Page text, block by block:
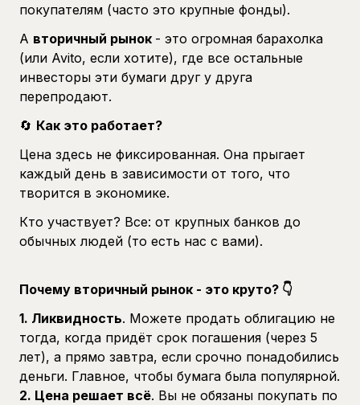
покупателям (часто это крупные фонды).
А вторичный рынок - это огромная барахолка
(или Avito, если хотите), где все остальные
инвесторы эти бумаги друг у друга
перепродают.
🔄 Как это работает?
Цена здесь не фиксированная. Она прыгает
каждый день в зависимости от того, что
творится в экономике.
Кто участвует? Все: от крупных банков до
обычных людей (то есть нас с вами).
Почему вторичный рынок - это круто? 👇
1. Ликвидность. Можете продать облигацию не
тогда, когда придёт срок погашения (через 5
лет), а прямо завтра, если срочно понадобились
деньги. Главное, чтобы бумага была популярной.
2. Цена решает всё. Вы не обязаны покупать по